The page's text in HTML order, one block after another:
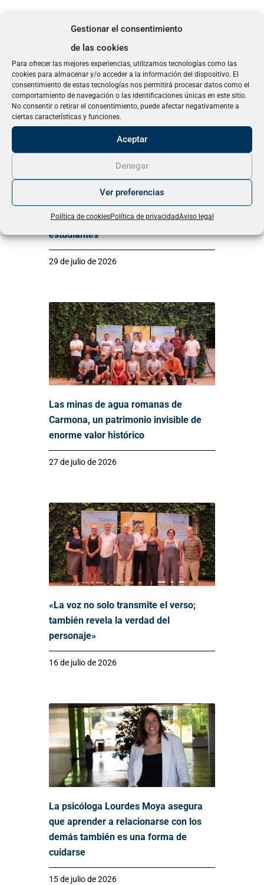
Gestionar el consentimiento
de las cookies
Para ofrecer las mejores experiencias, utilizamos tecnologías como las
cookies para almacenar y/o acceder a la información del dispositivo. El
consentimiento de estas tecnologías nos permitirá procesar datos como el
comportamiento de navegación o las identificaciones únicas en este sitio.
No consentir o retirar el consentimiento, puede afectar negativamente a
ciertas características y funciones.
Aceptar
Denegar
Ver preferencias
Política de cookiesPolítica de privacidadAviso legal
Más artículos
La Universidad Pablo de Olavide
consolida el crecimiento de sus Cursos
de Verano en Carmona con 946
estudiantes
29 de julio de 2026
Las minas de agua romanas de
Carmona, un patrimonio invisible de
enorme valor histórico
27 de julio de 2026
«La voz no solo transmite el verso;
también revela la verdad del
personaje»
16 de julio de 2026
La psicóloga Lourdes Moya asegura
que aprender a relacionarse con los
demás también es una forma de
cuidarse
15 de julio de 2026